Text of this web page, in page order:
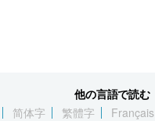
他の言語で読む
简体字 繁體字 Français